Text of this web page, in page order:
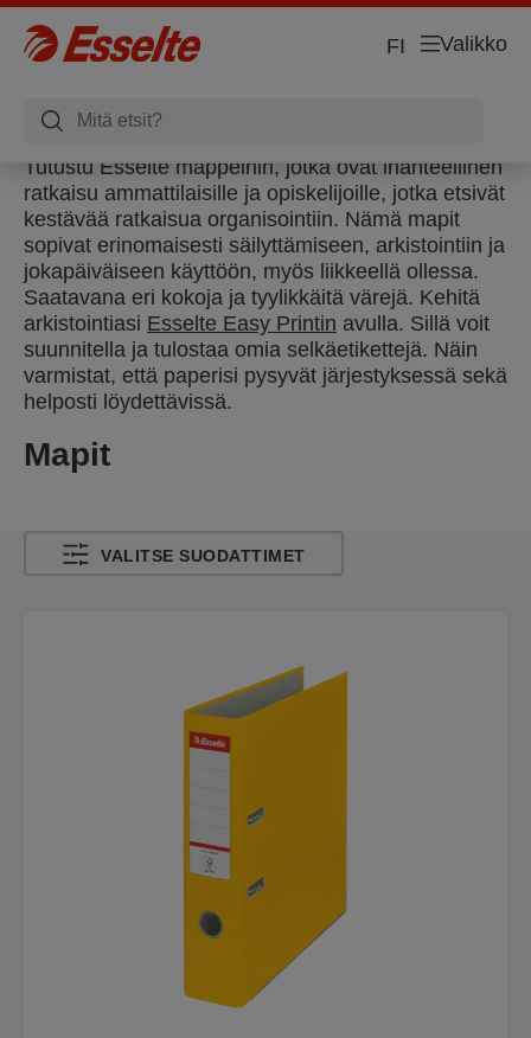
Valikko
FI
Tutustu Esselte mappeihin, jotka ovat ihanteellinen
ratkaisu ammattilaisille ja opiskelijoille, jotka etsivät
kestävää ratkaisua organisointiin. Nämä mapit
sopivat erinomaisesti säilyttämiseen, arkistointiin ja
jokapäiväiseen käyttöön, myös liikkeellä ollessa.
Saatavana eri kokoja ja tyylikkäitä värejä. Kehitä
arkistointiasi Esselte Easy Printin avulla. Sillä voit
suunnitella ja tulostaa omia selkäetikettejä. Näin
varmistat, että paperisi pysyvät järjestyksessä sekä
helposti löydettävissä.
Mapit
VALITSE SUODATTIMET